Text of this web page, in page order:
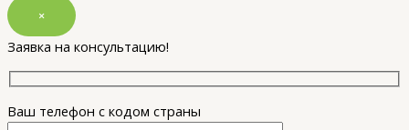
×
Заявка на консультацию!
Ваш телефон с кодом страны